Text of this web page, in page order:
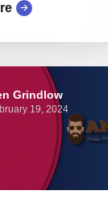
Grindlow
19, 2024